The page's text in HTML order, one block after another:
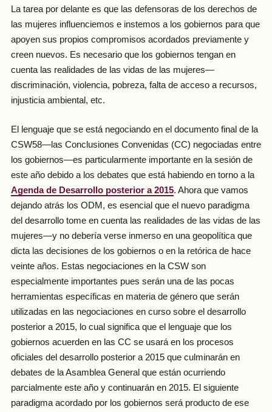
La tarea por delante es que las defensoras de los derechos de
las mujeres influenciemos e instemos a los gobiernos para que
apoyen sus propios compromisos acordados previamente y
creen nuevos. Es necesario que los gobiernos tengan en
cuenta las realidades de las vidas de las mujeres—
discriminación, violencia, pobreza, falta de acceso a recursos,
injusticia ambiental, etc.
El lenguaje que se está negociando en el documento final de la
CSW58—las Conclusiones Convenidas (CC) negociadas entre
los gobiernos—es particularmente importante en la sesión de
este año debido a los debates que está habiendo en torno a la
Agenda de Desarrollo posterior a 2015. Ahora que vamos
dejando atrás los ODM, es esencial que el nuevo paradigma
del desarrollo tome en cuenta las realidades de las vidas de las
mujeres—y no debería verse inmerso en una geopolítica que
dicta las decisiones de los gobiernos o en la retórica de hace
veinte años. Estas negociaciones en la CSW son
especialmente importantes pues serán una de las pocas
herramientas específicas en materia de género que serán
utilizadas en las negociaciones en curso sobre el desarrollo
posterior a 2015, lo cual significa que el lenguaje que los
gobiernos acuerden en las CC se usará en los procesos
oficiales del desarrollo posterior a 2015 que culminarán en
debates de la Asamblea General que están ocurriendo
parcialmente este año y continuarán en 2015. El siguiente
paradigma acordado por los gobiernos será producto de ese